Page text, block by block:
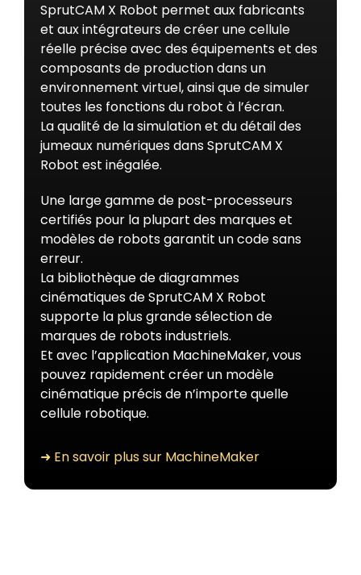
SprutCAM X Robot permet aux fabricants
et aux intégrateurs de créer une cellule
réelle précise avec des équipements et des
composants de production dans un
environnement virtuel, ainsi que de simuler
toutes les fonctions du robot à l’écran.
La qualité de la simulation et du détail des
jumeaux numériques dans SprutCAM X
Robot est inégalée.
Une large gamme de post-processeurs
certifiés pour la plupart des marques et
modèles de robots garantit un code sans
erreur.
La bibliothèque de diagrammes
cinématiques de SprutCAM X Robot
supporte la plus grande sélection de
marques de robots industriels.
Et avec l’application MachineMaker, vous
pouvez rapidement créer un modèle
cinématique précis de n’importe quelle
cellule robotique.
➜ En savoir plus sur MachineMaker